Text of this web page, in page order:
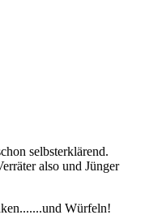
selbsterklärend.
also und Jünger
Würfeln!